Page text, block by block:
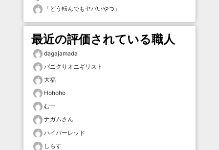
「 どう転んでもヤバいやつ 」
最近の評価されている職人
dagajamada
パニクりオニギリスト
大福
Hohoho
むー
ナガムさん
ハイパーレッド
しらす